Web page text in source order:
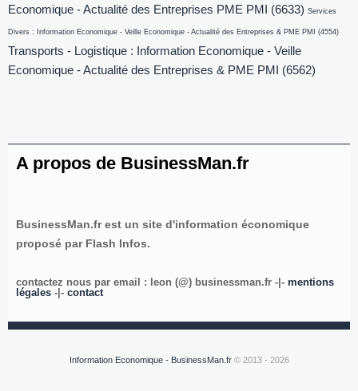
Economique - Actualité des Entreprises PME PMI
(6633) Services
Divers : Information Economique - Veille Economique - Actualité des Entreprises & PME PMI (4554)
Transports - Logistique : Information Economique - Veille
Economique - Actualité des Entreprises & PME PMI
(6562)
A propos de BusinessMan.fr
BusinessMan.fr est un site d'information économique
proposé par Flash Infos.
contactez nous par email : leon (@) businessman.fr -|- mentions
légales -|- contact
Information Economique - BusinessMan.fr© 2013 - 2026